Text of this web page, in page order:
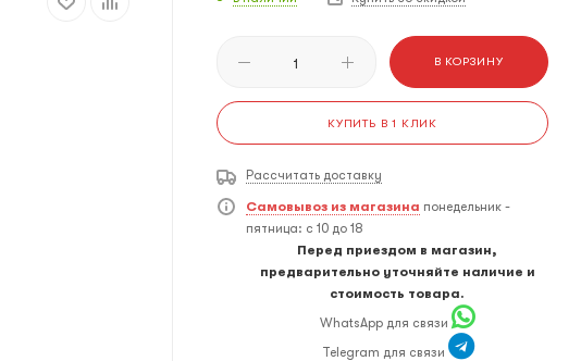
В КОРЗИНУ
КУПИТЬ В 1 КЛИК
Рассчитать доставку
Самовывоз из магазина понедельник -
пятница: с 10 до 18
Перед приездом в магазин,
предварительно уточняйте наличие и
стоимость товара.
WhatsApp для связи
Telegram для связи